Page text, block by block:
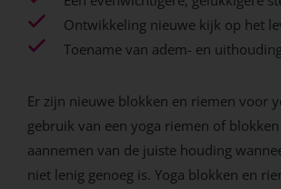
Ontwikkeling nieuwe kijk op het
Toename van adem- en
Er zijn nieuwe blokken en riemen voor
gebruik van een yoga riemen of
aannemen van de juiste houding
niet lenig genoeg is. Yoga blokken en